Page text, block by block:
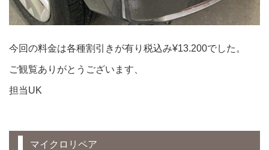
今回の料金は各種割引きが有り税込み¥13.200でした。
ご観覧ありがとうございます、
担当UK
マイクロリペア